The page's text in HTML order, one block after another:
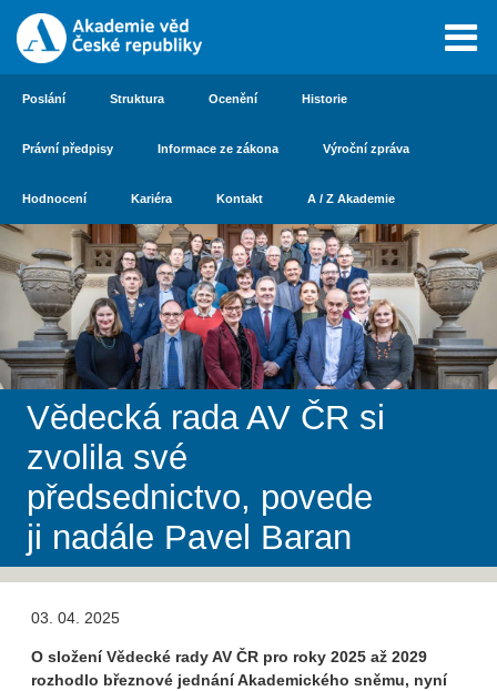
Poslání Struktura Ocenění Historie
Právní předpisy Informace ze zákona Výroční zpráva
Hodnocení Kariéra Kontakt A / Z Akademie
Vědecká rada AV ČR si
zvolila své
předsednictvo, povede
ji nadále Pavel Baran
03. 04. 2025
O složení Vědecké rady AV ČR pro roky 2025 až 2029
rozhodlo březnové jednání Akademického sněmu, nyní